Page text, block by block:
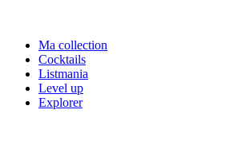
Ma collection
Cocktails
Listmania
Level up
Explorer